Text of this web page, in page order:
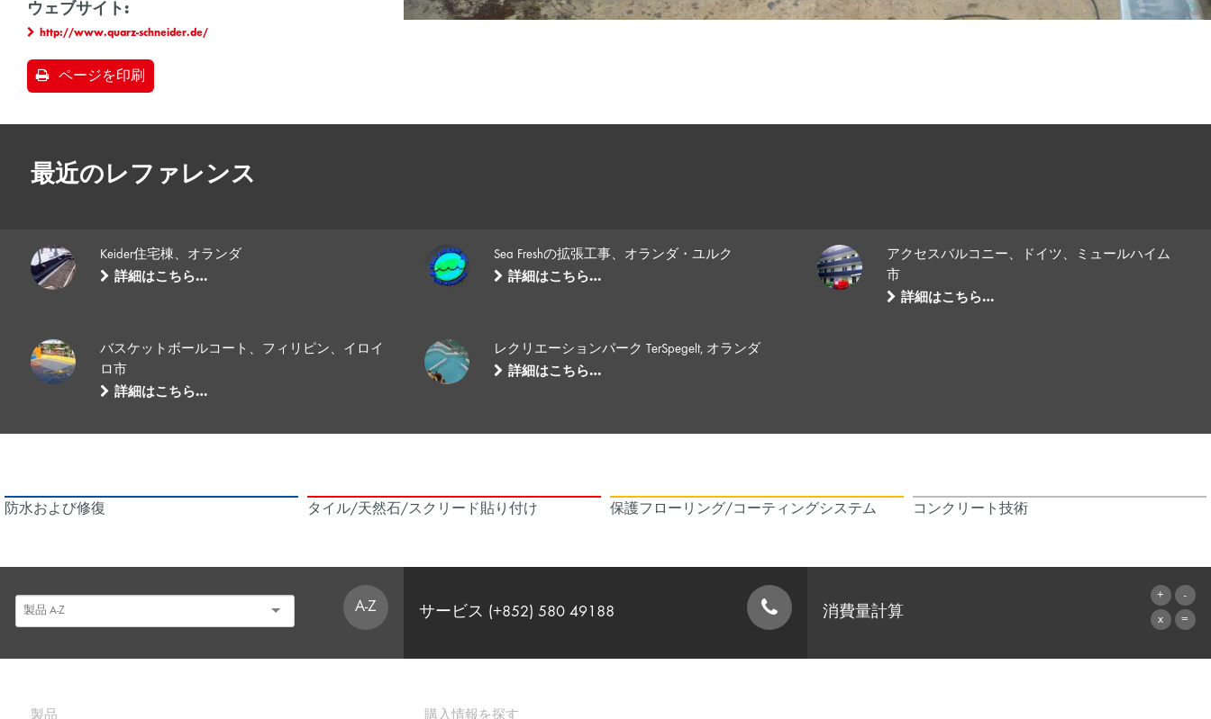
ウェブサイト:
http://www.quarz-schneider.de/
ページを印刷
最近のレファレンス
Keider住宅棟、オランダ
詳細はこちら…
Sea Freshの拡張工事、オランダ・ユルク
詳細はこちら…
アクセスバルコニー、ドイツ、ミュールハイム
市
詳細はこちら…
バスケットボールコート、フィリピン、イロイ
ロ市
詳細はこちら…
レクリエーションパーク TerSpegelt, オランダ
詳細はこちら…
防水および修復 タイル/天然石/スクリード貼り付け 保護フローリング/コーティングシステム コンクリート技術
A-Z サービス (+852) 580 49188 消費量計算
製品
購入情報を探す